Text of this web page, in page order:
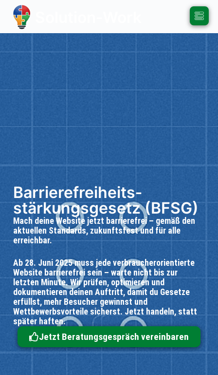
Barrierefreiheits­
stärkungsgesetz (BFSG)
Mach deine Website jetzt barrierefrei – gemäß den
aktuellen Standards, zukunftsfest und für alle
erreichbar.
Ab 28. Juni 2025 muss jede verbraucherorientierte
Website barrierefrei sein – warte nicht bis zur
letzten Minute. Wir prüfen, optimieren und
dokumentieren deinen Auftritt, damit du Gesetze
erfüllst, mehr Besucher gewinnst und
Wettbewerbsvorteile sicherst. Jetzt handeln, statt
später haften.
Jetzt Beratungsgespräch vereinbaren